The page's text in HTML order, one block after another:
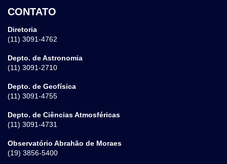
CONTATO
Diretoria
(11) 3091-4762
Depto. de Astronomia
(11) 3091-2710
Depto. de Geofísica
(11) 3091-4755
Depto. de Ciências Atmosféricas
(11) 3091-4731
Observatório Abrahão de Moraes
(19) 3856-5400